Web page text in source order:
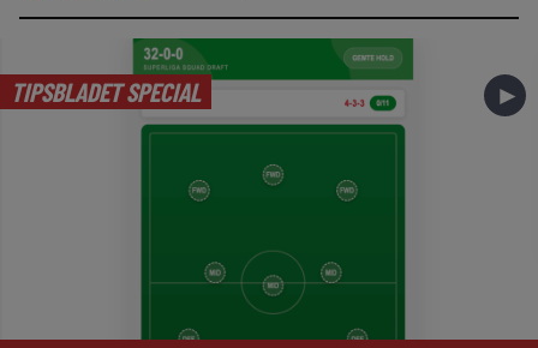
TIPSBLADET SPECIAL ►